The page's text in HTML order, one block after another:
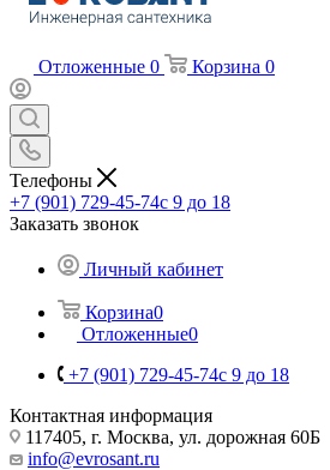
Отложенные 0 Корзина 0
Телефоны
+7 (901) 729-45-74c 9 до 18
Заказать звонок
Личный кабинет
Корзина0
Отложенные0
+7 (901) 729-45-74c 9 до 18
Контактная информация
117405, г. Москва, ул. дорожная 60Б
info@evrosant.ru